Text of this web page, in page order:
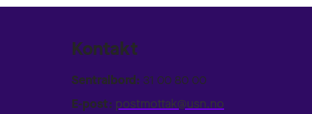
Kontakt
Sentralbord: 31 00 80 00
E-post: postmottak@usn.no